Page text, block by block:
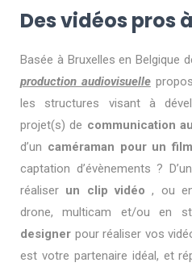
Des vidéos pros
Basée à Bruxelles en Belgique
production audiovisuelle
les structures visant à
projet(s) de communication
d’un caméraman pour un
captation d’évènements ?
réaliser un clip vidéo , ou
drone, multicam et/ou en
designer pour réaliser vos
est votre partenaire idéal, et